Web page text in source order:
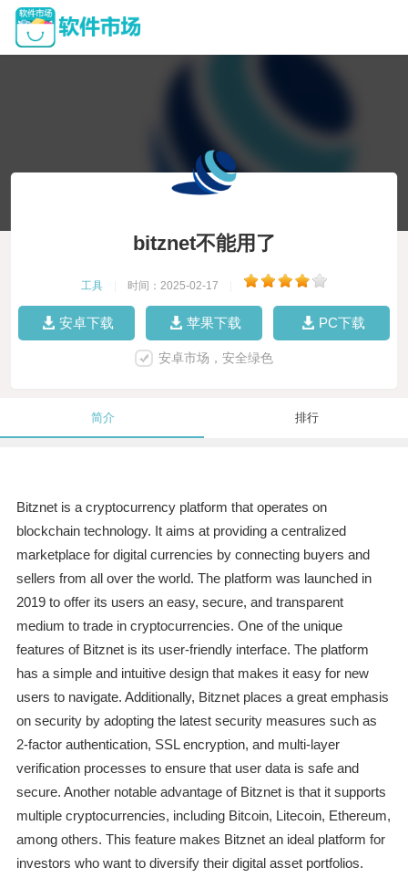
bitznet不能用了
工具 时间：2025-02-17
安卓下载 苹果下载 PC下载
安卓市场，安全绿色
简介 排行
Bitznet is a cryptocurrency platform that operates on
blockchain technology. It aims at providing a centralized
marketplace for digital currencies by connecting buyers and
sellers from all over the world. The platform was launched in
2019 to offer its users an easy, secure, and transparent
medium to trade in cryptocurrencies. One of the unique
features of Bitznet is its user-friendly interface. The platform
has a simple and intuitive design that makes it easy for new
users to navigate. Additionally, Bitznet places a great emphasis
on security by adopting the latest security measures such as
2-factor authentication, SSL encryption, and multi-layer
verification processes to ensure that user data is safe and
secure. Another notable advantage of Bitznet is that it supports
multiple cryptocurrencies, including Bitcoin, Litecoin, Ethereum,
among others. This feature makes Bitznet an ideal platform for
investors who want to diversify their digital asset portfolios.